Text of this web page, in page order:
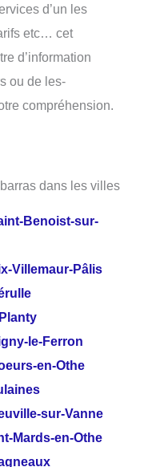
d’un les
etc… cet
d’information
ou de les-
compréhension.
dans les villes
Benoist-sur-
Villemaur-Pâlis
Planty
le-Ferron
en-Othe
sur-Vanne
Mards-en-Othe